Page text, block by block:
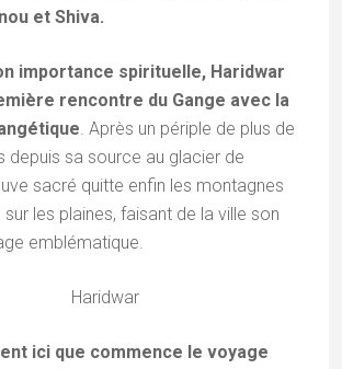
et Shiva.
importance spirituelle, Haridwar
rencontre du Gange avec la
. Après un périple de plus de
depuis sa source au glacier de
sacré quitte enfin les montagnes
sur les plaines, faisant de la ville son
emblématique.
ici que commence le voyage